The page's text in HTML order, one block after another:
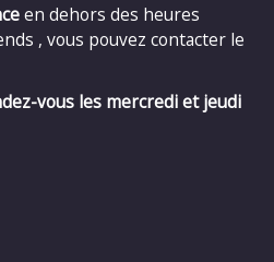
en dehors des heures
, vous pouvez contacter le
vous les mercredi et jeudi